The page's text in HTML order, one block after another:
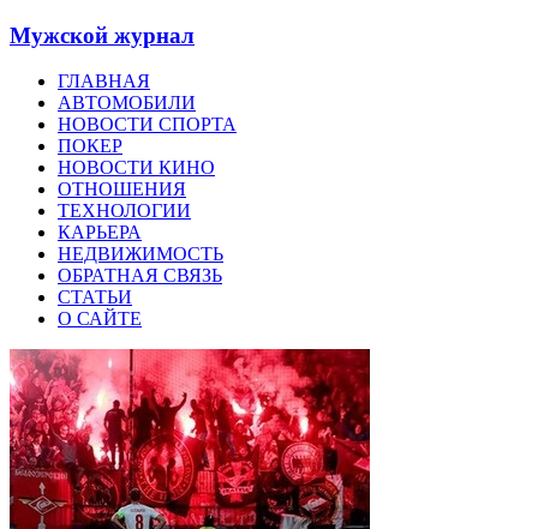
Мужской журнал
ГЛАВНАЯ
АВТОМОБИЛИ
НОВОСТИ СПОРТА
ПОКЕР
НОВОСТИ КИНО
ОТНОШЕНИЯ
ТЕХНОЛОГИИ
КАРЬЕРА
НЕДВИЖИМОСТЬ
ОБРАТНАЯ СВЯЗЬ
СТАТЬИ
О САЙТЕ